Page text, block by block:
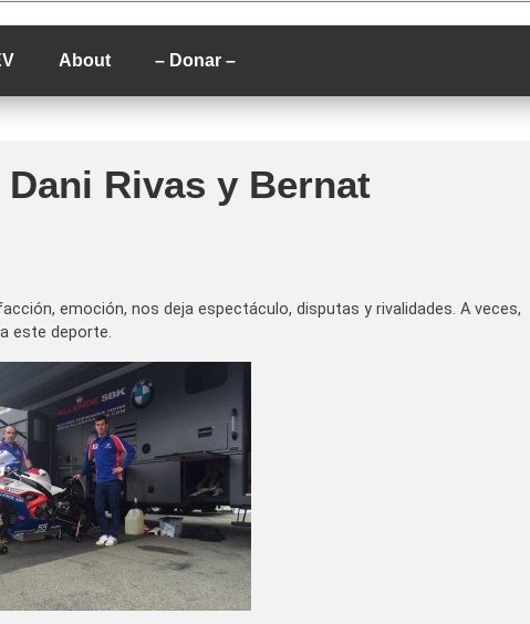
About – Donar –
Rivas y Bernat
emoción, nos deja espectáculo, disputas y rivalidades. A veces,
este deporte.